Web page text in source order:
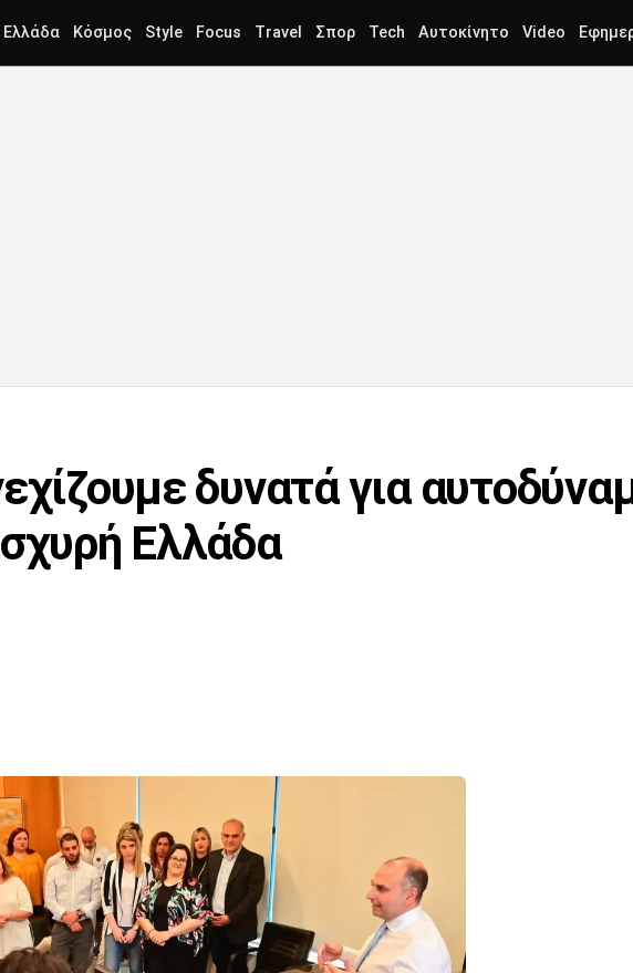
Ελλάδα Κόσμος Style Focus Travel Σπορ Tech Αυτοκίνητο Video
δυνατά για
Ελλάδα